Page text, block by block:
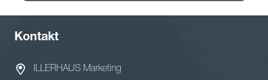
Kontakt
ILLERHAUS Marketing